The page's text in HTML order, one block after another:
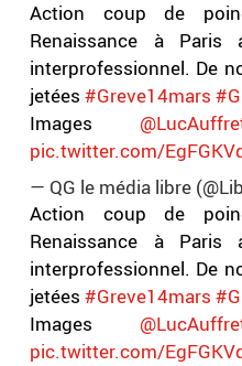
Action coup de
Renaissance à Paris
interprofessionnel. De
jetées#Greve14mars
Images
pic.twitter.com/
— QG le média libre
Action coup de
Renaissance à Paris
interprofessionnel. De
jetées#Greve14mars
Images
pic.twitter.com/